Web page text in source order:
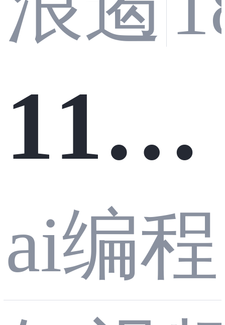
的不
动产
变换
深度
测
11｜
进阶
ai编程